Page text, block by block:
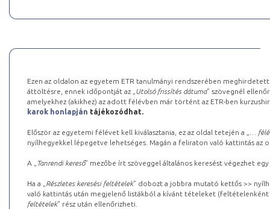
Ezen az oldalon az egyetem ETR tanulmányi rendszerében
áttöltésre, ennek időpontját az „ Utolsó frissítés dátuma” szövegnél
amelyekhez (akikhez) az adott félévben már történt az ETR-ben
karok honlapján tájékozódhat.
Először az egyetemi félévet kell kiválasztania, ez az oldal tetején a „
…
nyílhegyekkel lépegetve lehetséges. Magán a feliraton való kattintás az
A „ Tanrendi kereső” mezőbe írt szöveggel általános keresést végezhet
Ha a „ Részletes keresési feltételek” dobozt a jobbra mutató kettős >>
való kattintás után megjelenő listákból a kívánt tételeket (feltételenként
feltételek” rész után ellenőrizheti.